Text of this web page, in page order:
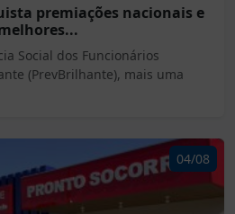
premiações nacionais e
Social dos Funcionários
(PrevBrilhante), mais uma
04/08